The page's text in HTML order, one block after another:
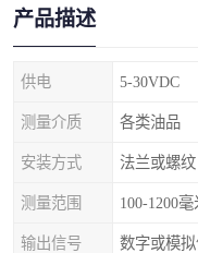
产品描述
供电 5-30VDC
测量介质 各类油品
安装方式 法兰或螺纹
测量范围 100-1200毫
输出信号 数字或模